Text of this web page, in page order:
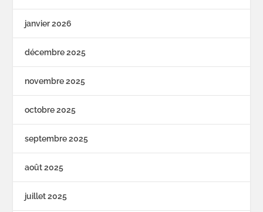
janvier 2026
décembre 2025
novembre 2025
octobre 2025
septembre 2025
août 2025
juillet 2025